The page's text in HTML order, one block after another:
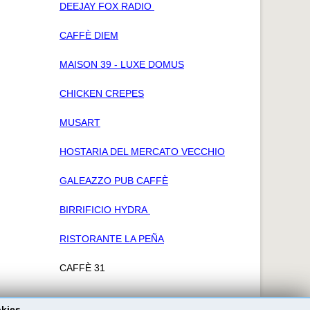
DEEJAY FOX RADIO
CAFFÈ DIEM
MAISON 39 - LUXE DOMUS
CHICKEN CREPES
MUSART
HOSTARIA DEL MERCATO VECCHIO
GALEAZZO PUB CAFFÈ
BIRRIFICIO HYDRA
RISTORANTE LA PEÑA
CAFFÈ 31